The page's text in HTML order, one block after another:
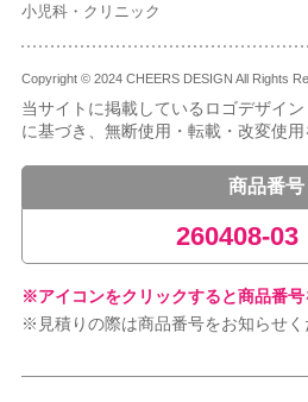
小児科・クリニック
Copyright © 2024 CHEERS DESIGN All Rights
当サイトに掲載しているロゴデザイ
に基づき、無断使用・転載・改変使用
商品番号
260408-03
※アイコンをクリックすると商品番
※見積りの際は商品番号をお知らせく